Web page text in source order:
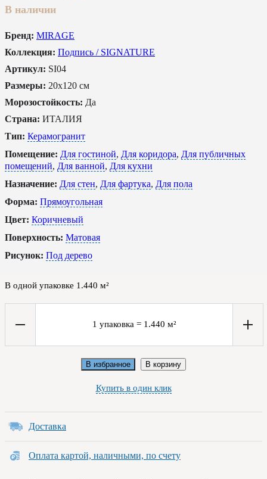
В наличии
Бренд: MIRAGE
Коллекция: Подпись / SIGNATURE
Артикул: SI04
Размеры: 20x120 см
Морозостойкость: Да
Страна: ИТАЛИЯ
Тип: Керамогранит
Помещение: Для гостиной, Для коридора, Для публичных
помещений, Для ванной, Для кухни
Назначение: Для стен, Для фартука, Для пола
Форма: Прямоугольная
Цвет: Коричневый
Поверхность: Матовая
Рисунок: Под дерево
В одной упаковке 1.440 м²
1 упаковка = 1.440 м²
В избранное В корзину
Купить в один клик
Доставка
Оплата картой, наличными, по счету